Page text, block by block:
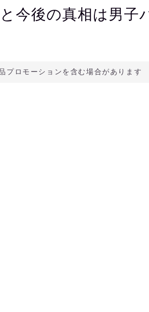
今後の真相は男子
プロモーションを含む場合があります